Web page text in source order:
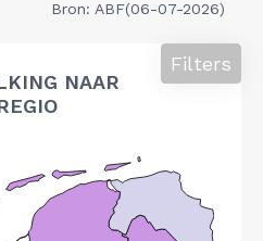
Bron: ABF(06-07-2026)
NAAR
Filters